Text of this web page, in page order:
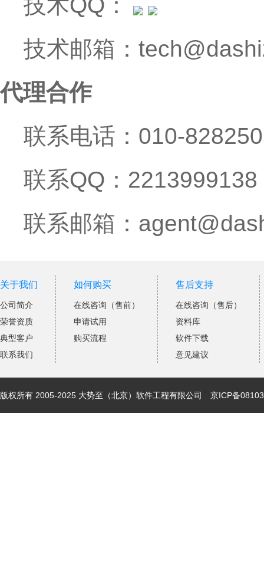
技术邮箱：
代理合作
联系电话：010-
联系QQ：2213999138
联系邮箱：
关于我们
公司简介
荣誉资质
典型客户
联系我们
如何购买
在线咨询（售前）
申请试用
购买流程
售后支持
在线咨询（售后）
资料库
软件下载
意见建议
版权所有 2005-2025 大势至（北京）软件工程有限公司 京ICP备